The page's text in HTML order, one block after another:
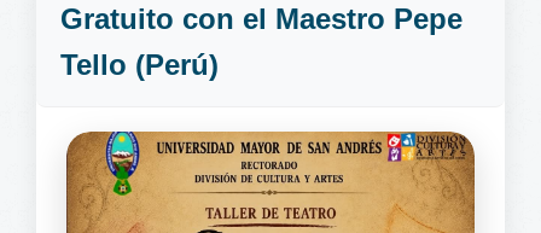
Gratuito con el Maestro Pepe
Tello (Perú)